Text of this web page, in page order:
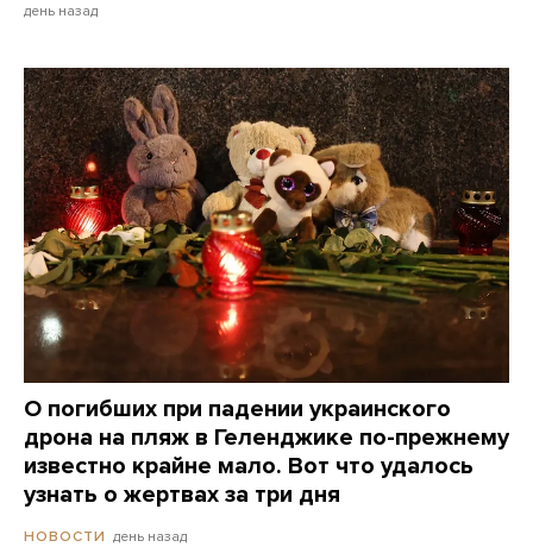
день назад
О погибших при падении украинского
дрона на пляж в Геленджике по-прежнему
известно крайне мало. Вот что удалось
узнать о жертвах за три дня
НОВОСТИ день назад